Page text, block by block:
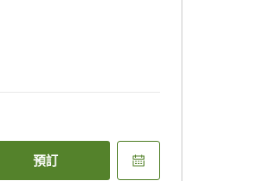
預訂